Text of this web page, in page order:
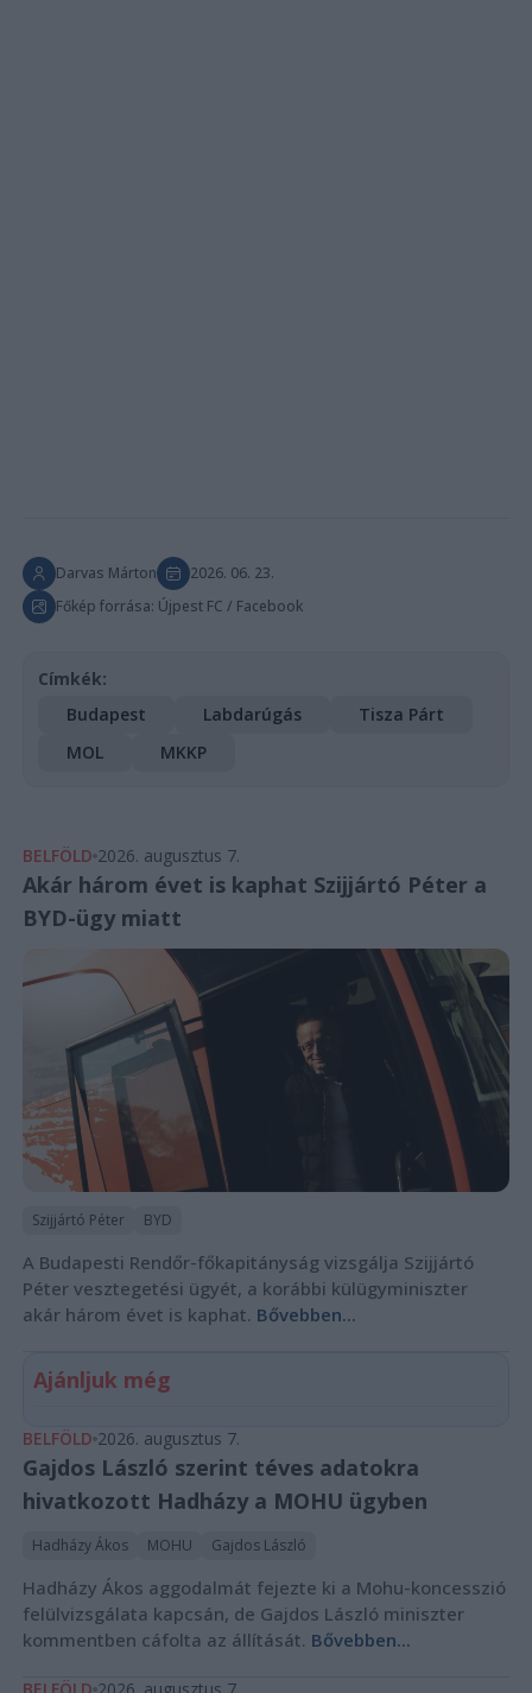
Darvas Márton
2026. 06. 23.
Főkép forrása: Újpest FC / Facebook
Címkék:
Budapest
Labdarúgás
Tisza Párt
MOL
MKKP
BELFÖLD 2026. augusztus 7.
Akár három évet is kaphat Szijjártó Péter a
BYD-ügy miatt
Szijjártó Péter BYD
A Budapesti Rendőr-főkapitányság vizsgálja Szijjártó
Péter vesztegetési ügyét, a korábbi külügyminiszter
akár három évet is kaphat. Bővebben...
Ajánljuk még
BELFÖLD 2026. augusztus 7.
Gajdos László szerint téves adatokra
hivatkozott Hadházy a MOHU ügyben
Hadházy Ákos MOHU Gajdos László
Hadházy Ákos aggodalmát fejezte ki a Mohu-koncesszió
felülvizsgálata kapcsán, de Gajdos László miniszter
kommentben cáfolta az állítását. Bővebben...